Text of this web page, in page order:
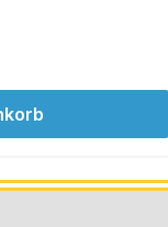
bietet dieser Gin
physisch. Die
Neben
Tamarillo,
Orangenschalde die